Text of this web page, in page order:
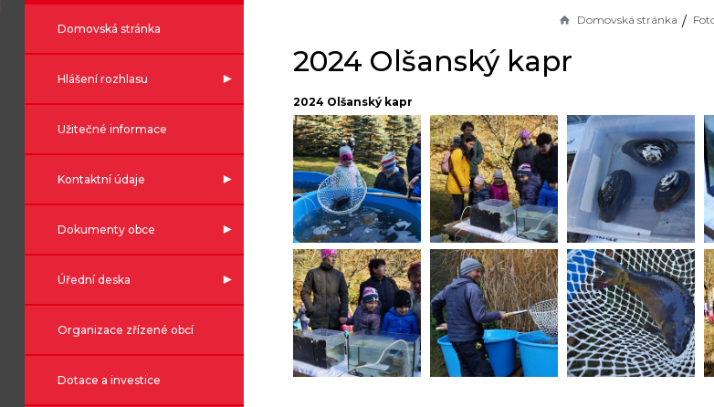
Domovská stránka
Hlášení rozhlasu
Užitečné informace
Kontaktní údaje
Dokumenty obce
Úřední deska
Organizace zřízené obcí
Dotace a investice
Domovská stránka
2024 Olšanský kapr
2024 Olšanský kapr